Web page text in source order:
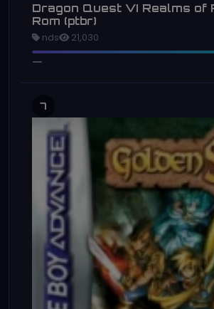
Dragon Quest VI Realms of
Rom (ptbr)
nds 21,030
7